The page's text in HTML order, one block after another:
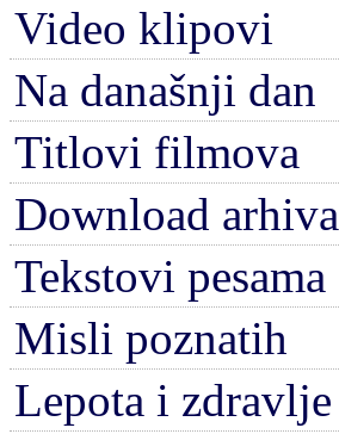
Video klipovi
Na današnji dan
Titlovi filmova
Download arhiva
Tekstovi pesama
Misli poznatih
Lepota i zdravlje